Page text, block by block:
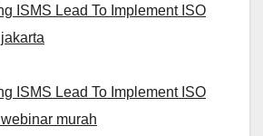
ISMS Lead To Implement ISO
ISMS Lead To Implement ISO
murah